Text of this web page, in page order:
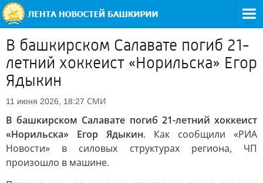
В башкирском Салавате погиб 21-
летний хоккеист «Норильска» Егор
Ядыкин
11 июня 2026, 18:27 СМИ
В башкирском Салавате погиб 21-летний хоккеист
«Норильска» Егор Ядыкин. Как сообщили «РИА
Новости» в силовых структурах региона, ЧП
произошло в машине.